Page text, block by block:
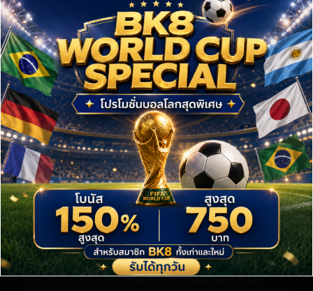
เกมการแข่งขันฟุตบอลโลก 2026 นัดเปิดสนามของทั้งสองทีม เริ่ม
ต้นด้วยความเข้มข้น โดยในช่วงแรกเป็นทัพ “แดนนาฬิกา” สวิตเซอร์
แลนด์ ที่ครองเกมได้เหนือกว่า และมาได้ประตูขึ้นนำ 1-0 อย่างรวดเร็ว
ในนาทีที่ 17 จากจังหวะที่ เรโม่ ฟรอยเลอร์ โดน มาห์มูด อาบูนาดา ผู้
รักษาประตูกาตาร์รวบล้มในเขตโทษ แม้จะมีการประท้วงเรื่องจังหวะล้ำ
หน้า แต่ VAR ยืนยันให้เป็นจุดโทษ ก่อนที่บรีล เอ็มโบโล่จะรับหน้าที่
สังหารด้วยขวาเสียบมุมซ้ายล่างเข้าไปอย่างเด็ดขาด
หลังจากเสียประตู กาตาร์พยายามตั้งเกมสู้และเกือบได้ประตูตีเสมอ
หลายครั้งจาก เอ็ดมิลสัน จูเนียร์ แต่ เกรกอร์ โคเบล นายด่านสวิสยัง
เซฟไว้ได้ ขณะที่ ดาน เอ็นดอย ของสวิตเซอร์แลนด์ ก็พลาดโอกาส
ทองในการบวกประตูที่สองจากการยิงข้ามคานในระยะเผาขน ทำให้จบ
ครึ่งแรก สวิตเซอร์แลนด์ นำอยู่ 1-0
เข้าสู่ครึ่งหลัง สวิตเซอร์แลนด์ยังคงเป็นฝ่ายกดดันและพยายามหา
ประตูปิดกล่อง รูเบน วาร์กัส และ เอ็มโบโล่ มีโอกาสลุ้นทำประตูแต่ก็ติด
เซฟและเข้าข้างตาข่ายไปหมด เมื่อทำไม่ได้และเวลาล่วงเลยมาถึงช่วงทด
เวลาบาดเจ็บ 6 นาที กาตาร์ก็เทหมดหน้าตักเพื่อทวงประตูคืน